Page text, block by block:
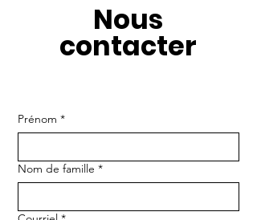
Nous
contacter
Prénom *
Nom de famille *